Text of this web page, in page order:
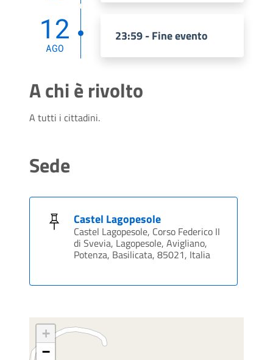
12
AGO
23:59 - Fine evento
A chi è rivolto
A tutti i cittadini.
Sede
Castel Lagopesole
Castel Lagopesole, Corso Federico II
di Svevia, Lagopesole, Avigliano,
Potenza, Basilicata, 85021, Italia
+
−